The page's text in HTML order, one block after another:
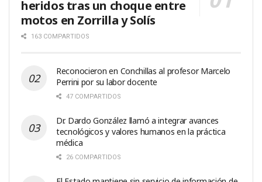
heridos tras un choque entre
motos en Zorrilla y Solís
163 COMPARTIDOS
Reconocieron en Conchillas al profesor Marcelo
Perrini por su labor docente
47 COMPARTIDOS
Dr. Dardo González llamó a integrar avances
tecnológicos y valores humanos en la práctica
médica
26 COMPARTIDOS